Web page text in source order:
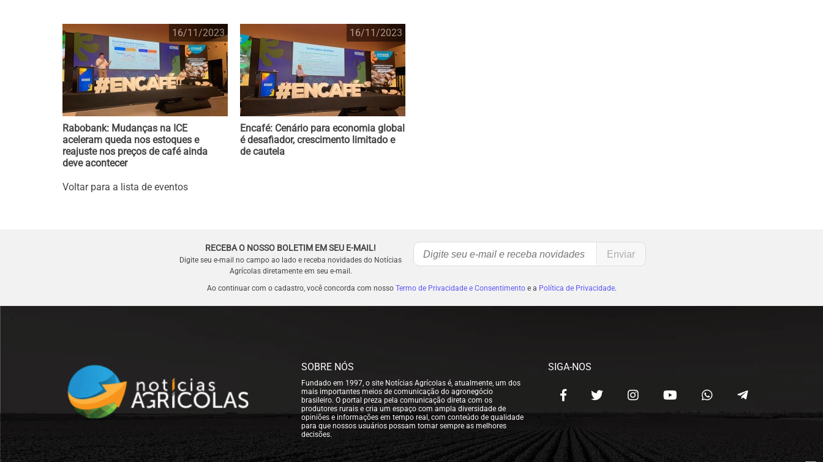
16/11/2023
Rabobank: Mudanças na ICE
aceleram queda nos estoques e
reajuste nos preços de café ainda
deve acontecer
16/11/2023
Encafé: Cenário para economia global
é desafiador, crescimento limitado e
de cautela
Voltar para a lista de eventos
RECEBA O NOSSO BOLETIM EM SEU E-MAIL!
Digite seu e-mail no campo ao lado e receba novidades do Notícias
Agrícolas diretamente em seu e-mail.
Ao continuar com o cadastro, você concorda com nosso Termo de Privacidade e Consentimentoe a Política de Privacidade.
SOBRE NÓS
Fundado em 1997, o site Notícias Agrícolas é, atualmente, um dos
mais importantes meios de comunicação do agronegócio
brasileiro. O portal preza pela comunicação direta com os
produtores rurais e cria um espaço com ampla diversidade de
opiniões e informações em tempo real, com conteúdo de qualidade
para que nossos usuários possam tomar sempre as melhores
decisões.
SIGA-NOS